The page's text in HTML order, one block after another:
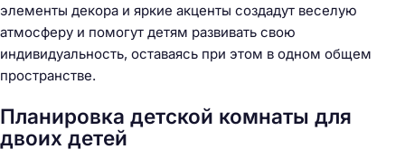
элементы декора и яркие акценты создадут веселую
атмосферу и помогут детям развивать свою
индивидуальность, оставаясь при этом в одном общем
пространстве.
Планировка детской комнаты для
двоих детей